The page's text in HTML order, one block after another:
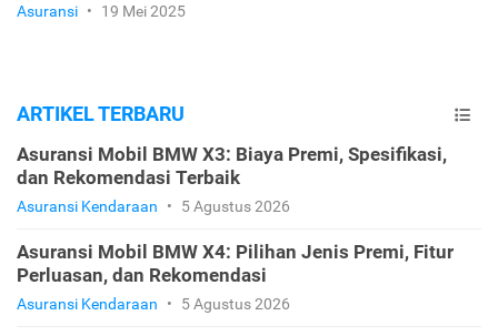
Asuransi • 19 Mei 2025
ARTIKEL TERBARU
Asuransi Mobil BMW X3: Biaya Premi, Spesifikasi,
dan Rekomendasi Terbaik
Asuransi Kendaraan • 5 Agustus 2026
Asuransi Mobil BMW X4: Pilihan Jenis Premi, Fitur
Perluasan, dan Rekomendasi
Asuransi Kendaraan • 5 Agustus 2026